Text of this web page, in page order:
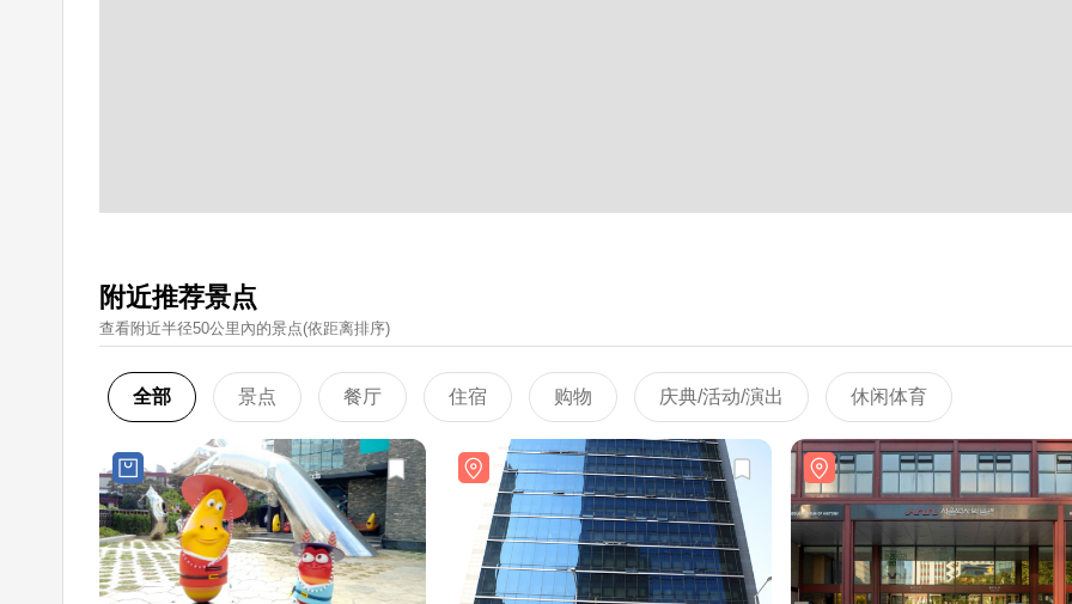
附近推荐景点
查看附近半径50公里內的景点(依距离排序)
全部 景点 餐厅 住宿 购物 庆典/活动/演出 休闲体育